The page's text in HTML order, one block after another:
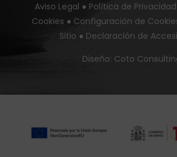
Aviso Legal ● Política de Privacidad
Cookies ● Configuración de
Sitio ● Declaración de
Diseño: Coto